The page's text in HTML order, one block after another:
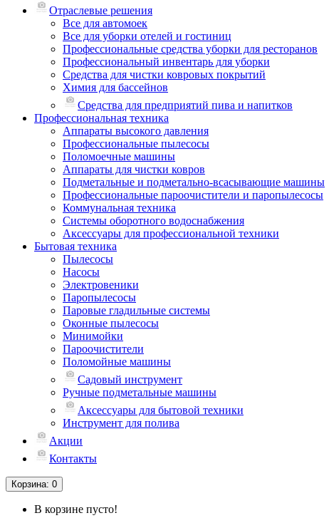
Отраслевые решения
Все для автомоек
Все для уборки отелей и гостиниц
Профессиональные средства уборки для ресторанов
Профессиональный инвентарь для уборки
Средства для чистки ковровых покрытий
Химия для бассейнов
Cредства для предприятий пива и напитков
Профессиональная техника
Аппараты высокого давления
Профессиональные пылесосы
Поломоечные машины
Аппараты для чистки ковров
Подметальные и подметально-всасывающие машины
Профессиональные пароочистители и паропылесосы
Коммунальная техника
Системы оборотного водоснабжения
Аксессуары для профессиональной техники
Бытовая техника
Пылесосы
Насосы
Электровеники
Паропылесосы
Паровые гладильные системы
Оконные пылесосы
Минимойки
Пароочистители
Поломойные машины
Садовый инструмент
Ручные подметальные машины
Аксессуары для бытовой техники
Инструмент для полива
Акции
Контакты
Корзина: 0
В корзине пусто!